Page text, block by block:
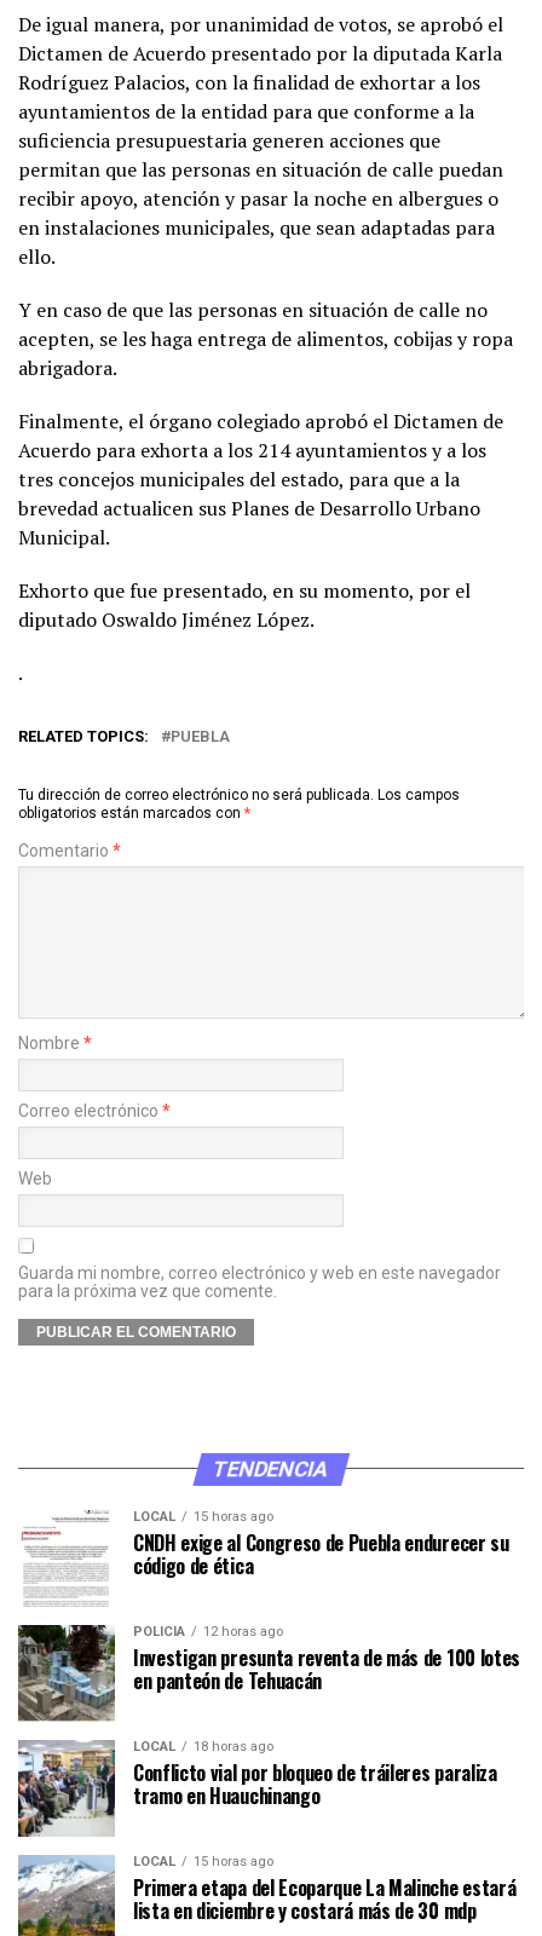
De igual manera, por unanimidad de votos, se aprobó el
Dictamen de Acuerdo presentado por la diputada Karla
Rodríguez Palacios, con la finalidad de exhortar a los
ayuntamientos de la entidad para que conforme a la
suficiencia presupuestaria generen acciones que
permitan que las personas en situación de calle puedan
recibir apoyo, atención y pasar la noche en albergues o
en instalaciones municipales, que sean adaptadas para
ello.
Y en caso de que las personas en situación de calle no
acepten, se les haga entrega de alimentos, cobijas y ropa
abrigadora.
Finalmente, el órgano colegiado aprobó el Dictamen de
Acuerdo para exhorta a los 214 ayuntamientos y a los
tres concejos municipales del estado, para que a la
brevedad actualicen sus Planes de Desarrollo Urbano
Municipal.
Exhorto que fue presentado, en su momento, por el
diputado Oswaldo Jiménez López.
.
RELATED TOPICS: PUEBLA
Tu dirección de correo electrónico no será publicada. Los campos
obligatorios están marcados con *
Comentario *
Nombre *
Correo electrónico *
Web
Guarda mi nombre, correo electrónico y web en este navegador
para la próxima vez que comente.
TENDENCIA
LOCAL 15 horas ago
CNDH exige al Congreso de Puebla endurecer su
código de ética
POLICÍA 12 horas ago
Investigan presunta reventa de más de 100 lotes
en panteón de Tehuacán
LOCAL 18 horas ago
Conflicto vial por bloqueo de tráileres paraliza
tramo en Huauchinango
LOCAL 15 horas ago
Primera etapa del Ecoparque La Malinche estará
lista en diciembre y costará más de 30 mdp